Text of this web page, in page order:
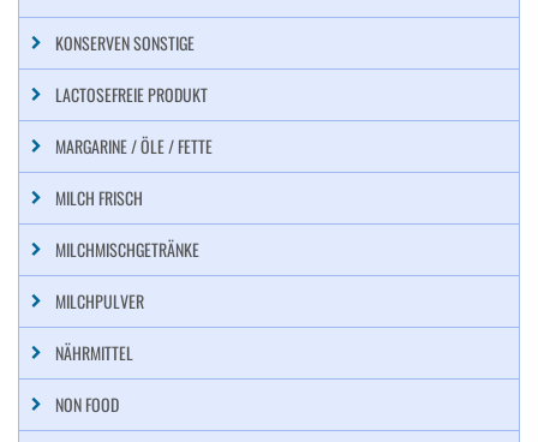
KONSERVEN SONSTIGE
LACTOSEFREIE PRODUKT
MARGARINE / ÖLE / FETTE
MILCH FRISCH
MILCHMISCHGETRÄNKE
MILCHPULVER
NÄHRMITTEL
NON FOOD